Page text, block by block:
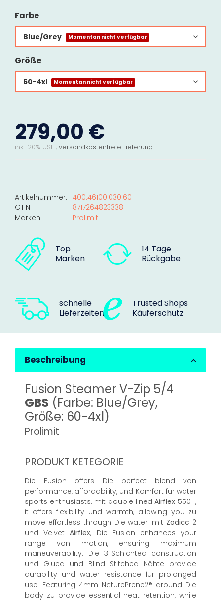
Farbe
Blue/Grey Momentan nicht verfügbar
Größe
60-4xl Momentan nicht verfügbar
279,00 €
inkl. 20% USt. , versandkostenfreie Lieferung
Artikelnummer: 400.46100.030.60
GTIN:
8717264823338
Marken:
Prolimit
Top
Marken
14 Tage
Rückgabe
schnelle
Lieferzeiten
Trusted Shops
Käuferschutz
Beschreibung
Fusion Steamer V-Zip 5/4
GBS (Farbe: Blue/Grey,
Größe: 60-4xl)
Prolimit
PRODUKT KETEGORIE
Die Fusion offers Die perfect blend von
performance, affordability, und Komfort für water
sports enthusiasts. mit double linedAirflex 550+,
it offers flexibility und warmth, allowing you zu
move effortless through Die water. mit Zodiac 2
und VelvetAirflex, Die Fusion enhances your
range von motion, ensuring maximum
maneuverability. Die 3-Schichted construction
und Glued und Blind Stitched Nähte provide
durability und water resistance für prolonged
use. Featuring 4mm NaturePrene2® around Die
body zu provide essential heat retention, while